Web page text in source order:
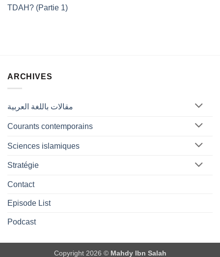
TDAH? (Partie 1)
ARCHIVES
مقالات باللغة العربية
Courants contemporains
Sciences islamiques
Stratégie
Contact
Episode List
Podcast
Copyright 2026 © Mahdy Ibn Salah